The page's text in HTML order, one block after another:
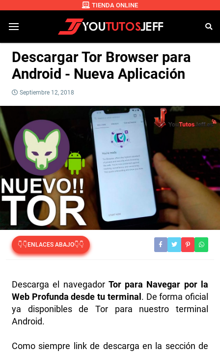
TIENDA ONLINE
Descargar Tor Browser para
Android - Nueva Aplicación
Septiembre 12, 2018
👇👇ENLACES ABAJO👇👇
Descarga el navegadorTor para Navegar por la
Web Profunda desde tu terminal . De forma oficial
ya disponibles de Tor para nuestro terminal
Android.
Como siempre link de descarga en la sección de